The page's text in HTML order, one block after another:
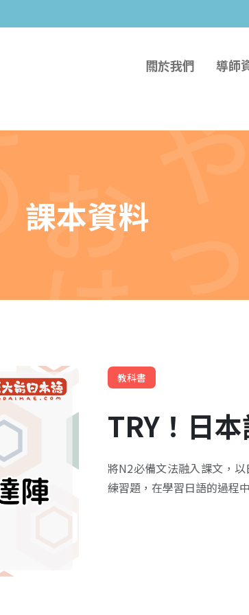
關於我們 導師
課本資料
教科書
TRY！日
將N2必備文法融入課文，
練習題，在學習日語的過程